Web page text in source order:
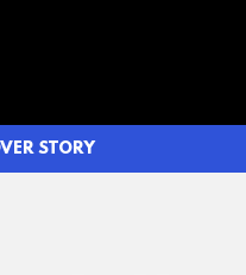
STORY